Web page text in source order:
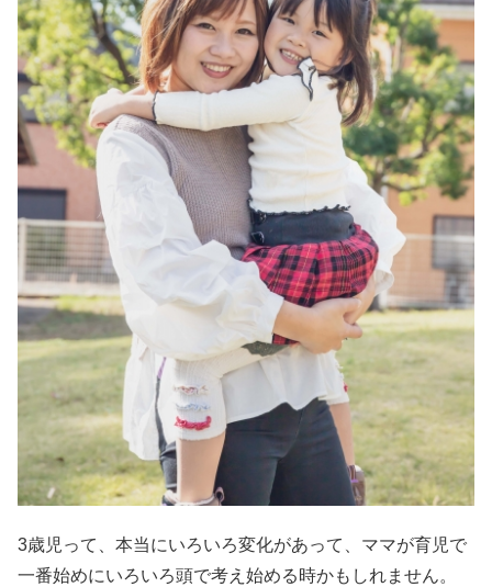
3歳児って、本当にいろいろ変化があって、ママが育児で
一番始めにいろいろ頭で考え始める時かもしれません。